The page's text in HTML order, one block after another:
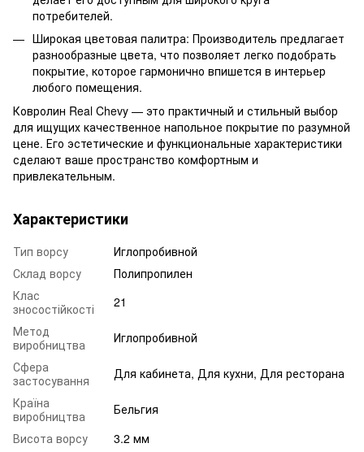
потребителей.
Широкая цветовая палитра: Производитель предлагает
разнообразные цвета, что позволяет легко подобрать
покрытие, которое гармонично впишется в интерьер
любого помещения.
Ковролин Real Chevy — это практичный и стильный выбор
для ищущих качественное напольное покрытие по разумной
цене. Его эстетические и функциональные характеристики
сделают ваше пространство комфортным и
привлекательным.
Характеристики
Тип ворсу
Иглопробивной
Склад ворсу
Полипропилен
Клас
зносостійкості
21
Метод
виробництва
Иглопробивной
Сфера
застосування
Для кабинета, Для кухни, Для ресторана
Країна
виробництва
Бельгия
Висота ворсу
3.2 мм